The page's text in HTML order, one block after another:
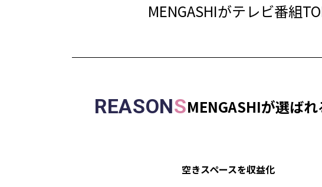
MENGASHIがテレビ番組
REASONSMENGASHIが選ば
空きスペースを収益化